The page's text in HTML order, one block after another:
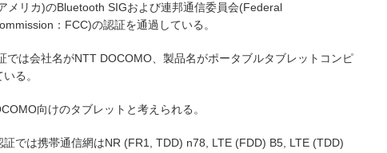
メリカ)のBluetooth SIGおよび連邦通信委員会(Federal
：FCC)の認証を通過している。
では会社名がNTT DOCOMO、製品名がポータブルタブレットコンピ
る。
向けのタブレットと考えられる。
証では携帯通信網はNR (FR1, TDD) n78, LTE (FDD) B5, LTE (TDD)